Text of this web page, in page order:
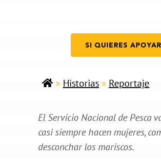
SI QUIERES
» Historias» Reportaje
El Servicio Nacional de Pesca
casi siempre hacen mujeres,
desconchar los mariscos.